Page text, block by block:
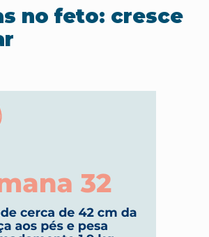
no feto: cresce